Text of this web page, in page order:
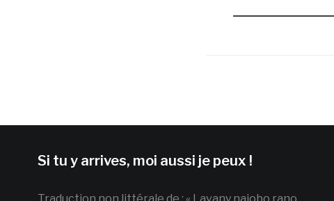
Si tu y arrives, moi aussi je peux !